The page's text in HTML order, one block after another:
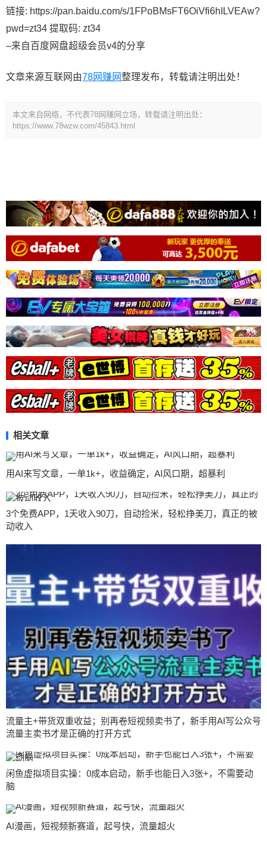
链接: https://pan.baidu.com/s/1FPoBMsFT6OiVfi6hILVEAw?
pwd=zt34 提取码: zt34
–来自百度网盘超级会员v4的分享
文章来源互联网由78网赚网整理发布，转载请注明出处！
本文来自网络，不代表78网赚网立场，转载请注明出处：
https://www.78wzw.com/45843.html
相关文章
用AI来写文章，一单1k+，收益确定，AI风口期，超暴利
3个免费APP，1天收入90刀，自动捡米，轻松挣美刀，真正的被
动收入
流量主+带货双重收益；别再卷短视频卖书了，新手用AI写公众号
流量主卖书才是正确的打开方式
闲鱼虚拟项目实操：0成本启动，新手也能日入3张+，不需要动
脑
AI漫画，短视频新赛道，起号快，流量超火